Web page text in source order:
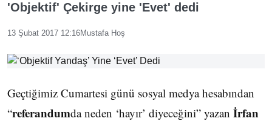
'Objektif' Çekirge yine 'Evet' dedi
13 Şubat 2017 12:16Mustafa Hoş
Geçtiğimiz Cumartesi günü sosyal medya hesabından
“referandumda neden ‘hayır’ diyeceğini” yazan İrfan